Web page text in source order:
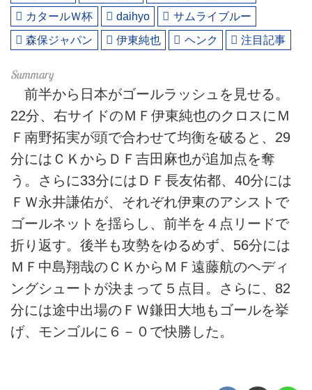
カタールＷ杯
daihyo
サムライブルー
森保ジャパン
伊東純也 ヘンク 注目記事
前半から日本がゴールラッシュを見せる。
22分、右サイドのＭＦ伊東純也のクロスにＭ
Ｆ南野拓実が頭で合わせて均衡を破ると、29
分にはＣＫからＤＦ吉田麻也が追加点を奪
う。さらに33分にはＤＦ長友佑都、40分には
ＦＷ永井謙佑が、それぞれ伊東のアシストで
ゴールネットを揺らし、前半を４点リードで
折り返す。後半も攻勢をゆるめず、56分には
ＭＦ中島翔哉のＣＫからＭＦ遠藤航のヘディ
ングシュートが決まって５点目。さらに、82
分には途中出場のＦＷ鎌田大地もゴールを挙
げ、モンゴルに６－０で快勝した。